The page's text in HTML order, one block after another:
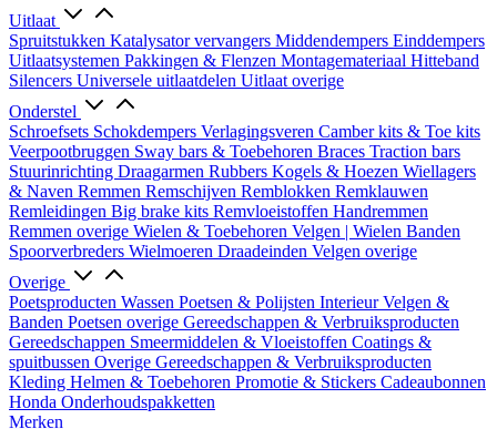
Uitlaat
Spruitstukken Katalysator vervangers Middendempers Einddempers
Uitlaatsystemen Pakkingen & Flenzen Montagemateriaal Hitteband
Silencers Universele uitlaatdelen Uitlaat overige
Onderstel
Schroefsets Schokdempers Verlagingsveren Camber kits & Toe kits
Veerpootbruggen Sway bars & Toebehoren Braces Traction bars
Stuurinrichting Draagarmen Rubbers Kogels & Hoezen Wiellagers
& Naven Remmen Remschijven Remblokken Remklauwen
Remleidingen Big brake kits Remvloeistoffen Handremmen
Remmen overige Wielen & Toebehoren Velgen | Wielen Banden
Spoorverbreders Wielmoeren Draadeinden Velgen overige
Overige
Poetsproducten Wassen Poetsen & Polijsten InterieurVelgen &
Banden Poetsen overige Gereedschappen & Verbruiksproducten
Gereedschappen Smeermiddelen & Vloeistoffen Coatings &
spuitbussen Overige Gereedschappen & Verbruiksproducten
Kleding Helmen & Toebehoren Promotie & Stickers Cadeaubonnen
Honda Onderhoudspakketten
Merken